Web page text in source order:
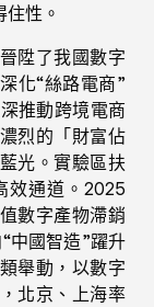
住性。
陞了我國數字
化“絲路電商”
推動跨境電商
烈的「財富佔
光。實驗區扶
效通道。2025
數字產物滯銷
中國智造”躍升
舉動，以數字
北京、上海率